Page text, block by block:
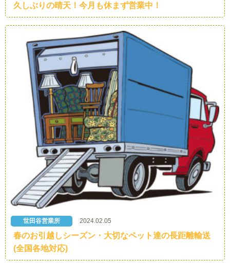
久しぶりの晴天！今月も休まず営業中！
世田谷営業所 2024.02.05
春のお引越しシーズン・大切なペット達の長距離輸送
(全国各地対応)